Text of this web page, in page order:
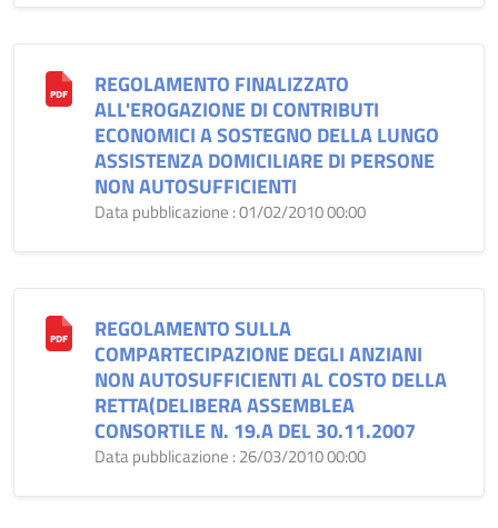
REGOLAMENTO FINALIZZATO
ALL'EROGAZIONE DI CONTRIBUTI
ECONOMICI A SOSTEGNO DELLA LUNGO
ASSISTENZA DOMICILIARE DI PERSONE
NON AUTOSUFFICIENTI
Data pubblicazione : 01/02/2010 00:00
REGOLAMENTO SULLA
COMPARTECIPAZIONE DEGLI ANZIANI
NON AUTOSUFFICIENTI AL COSTO DELLA
RETTA(DELIBERA ASSEMBLEA
CONSORTILE N. 19.A DEL 30.11.2007
Data pubblicazione : 26/03/2010 00:00